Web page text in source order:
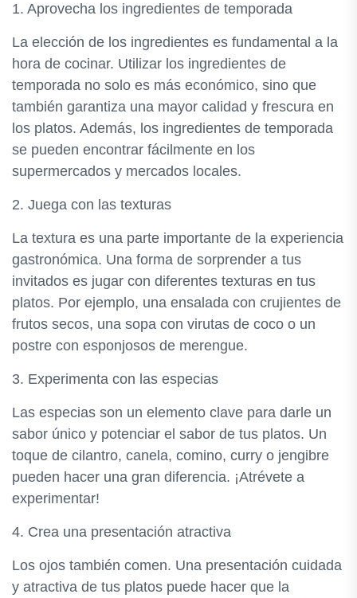
1. Aprovecha los ingredientes de temporada
La elección de los ingredientes es fundamental a la
hora de cocinar. Utilizar los ingredientes de
temporada no solo es más económico, sino que
también garantiza una mayor calidad y frescura en
los platos. Además, los ingredientes de temporada
se pueden encontrar fácilmente en los
supermercados y mercados locales.
2. Juega con las texturas
La textura es una parte importante de la experiencia
gastronómica. Una forma de sorprender a tus
invitados es jugar con diferentes texturas en tus
platos. Por ejemplo, una ensalada con crujientes de
frutos secos, una sopa con virutas de coco o un
postre con esponjosos de merengue.
3. Experimenta con las especias
Las especias son un elemento clave para darle un
sabor único y potenciar el sabor de tus platos. Un
toque de cilantro, canela, comino, curry o jengibre
pueden hacer una gran diferencia. ¡Atrévete a
experimentar!
4. Crea una presentación atractiva
Los ojos también comen. Una presentación cuidada
y atractiva de tus platos puede hacer que la